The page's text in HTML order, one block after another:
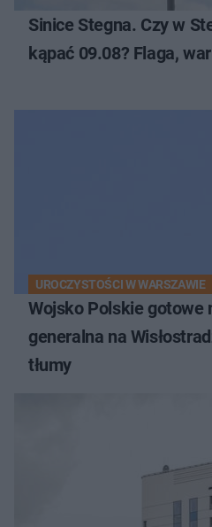
Sinice Stegna. Czy w
kąpać 09.08? Flaga,
UROCZYSTOŚCI W WARSZAWIE
Wojsko Polskie gotowe
generalna na
tłumy